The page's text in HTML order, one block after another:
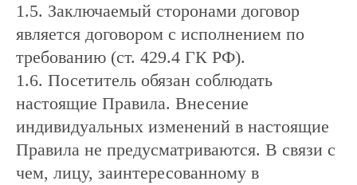
1.5. Заключаемый сторонами договор
является договором с исполнением по
требованию (ст. 429.4 ГК РФ).
1.6. Посетитель обязан соблюдать
настоящие Правила. Внесение
индивидуальных изменений в настоящие
Правила не предусматриваются. В связи с
чем, лицу, заинтересованному в